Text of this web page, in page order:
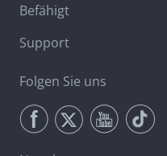
Befähigt
Support
Folgen Sie uns